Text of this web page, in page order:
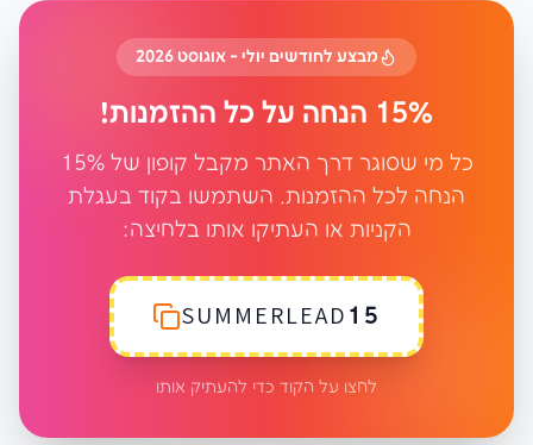
מבצע לחודשים יולי - אוגוסט 2026
15% הנחה על כל ההזמנות!
כל מי שסוגר דרך האתר מקבל קופון של 15%
הנחה לכל ההזמנות. השתמשו בקוד בעגלת
הקניות או העתיקו אותו בלחיצה:
SUMMERLEAD15
לחצו על הקוד כדי להעתיק אותו